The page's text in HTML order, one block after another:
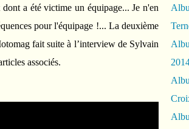
a été victime un équipage... Je n'en
pour l'équipage !... La deuxième
fait suite à l’interview de Sylvain
associés.